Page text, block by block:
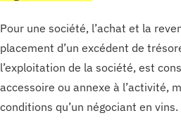
Pour une société, l’achat et la
placement d’un excédent de
l’exploitation de la société, est
accessoire ou annexe à l’activité,
conditions qu’un négociant en vins.